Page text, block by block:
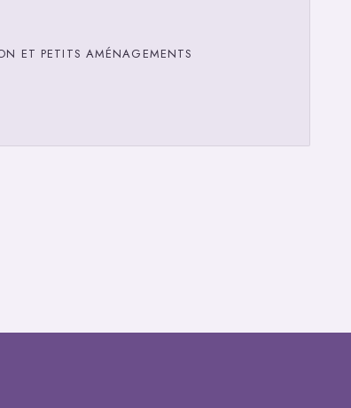
ET PETITS AMÉNAGEMENTS